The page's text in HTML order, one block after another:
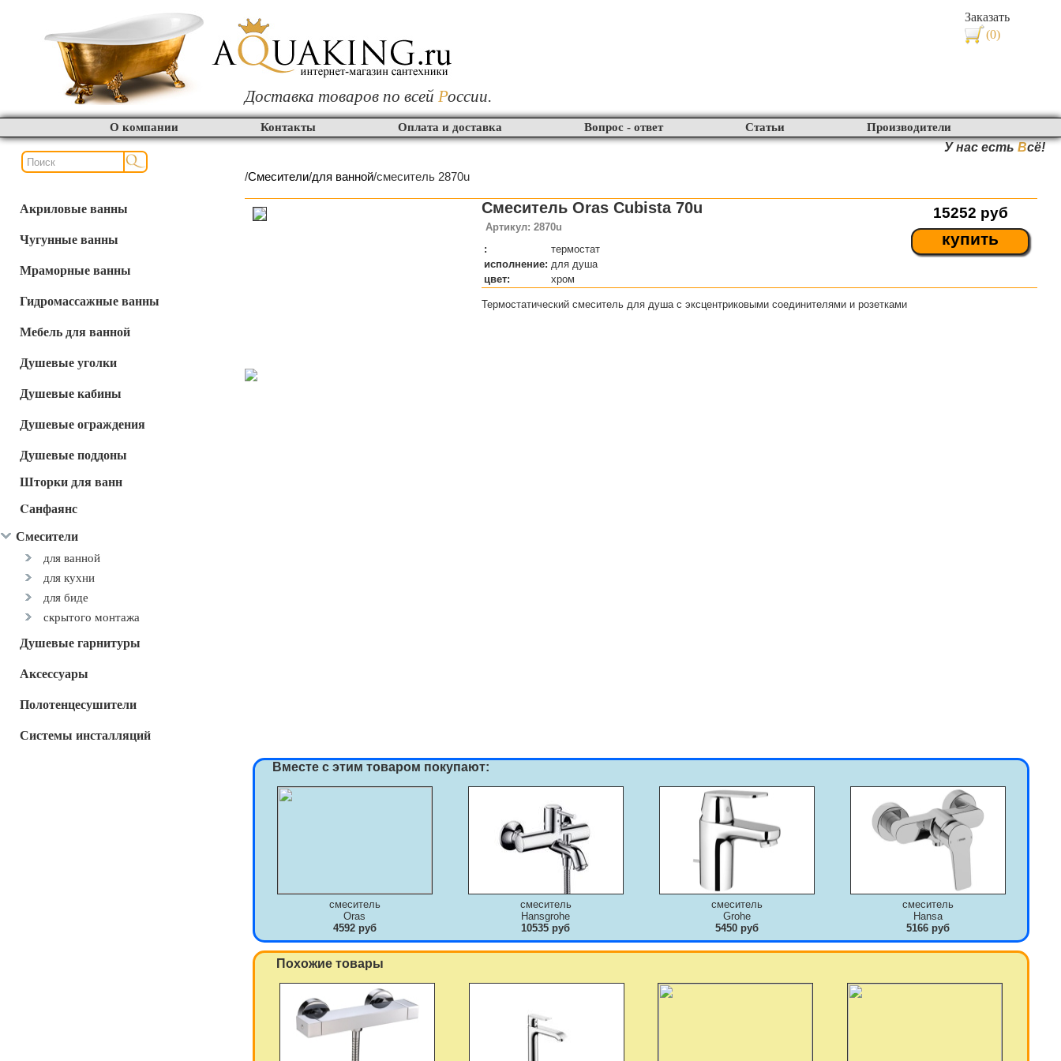
Заказать
(0)
Доставка товаров по всей России.
О компании Контакты Оплата и доставка Вопрос - ответ Статьи Производители
У нас есть Всё!
Акриловые ванны
Чугунные ванны
Мраморные ванны
Гидромассажные ванны
Мебель для ванной
Душевые уголки
Душевые кабины
Душевые ограждения
Душевые поддоны
Шторки для ванн
Cанфаянс
Смесители
для ванной
для кухни
для биде
скрытого монтажа
Душевые гарнитуры
Аксессуары
Полотенцесушители
Системы инсталляций
/Смесители/для ванной/смеситель 2870u
15252 руб
купить
Смеситель Oras Cubista 70u
Артикул: 2870u
:
термостат
исполнение: для душа
цвет:
хром
Термостатический смеситель для душа с эксцентриковыми соединителями и розетками
Вместе с этим товаром покупают:
смеситель
Oras
4592 руб
смеситель
Hansgrohe
10535 руб
смеситель
Grohe
5450 руб
смеситель
Hansa
5166 руб
Похожие товары